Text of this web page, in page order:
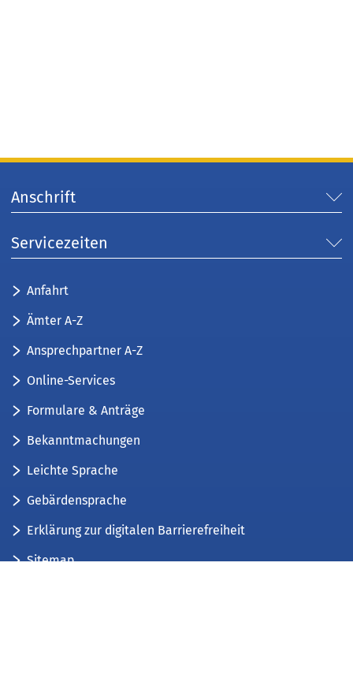
Anschrift
Servicezeiten
Anfahrt
Ämter A-Z
Ansprechpartner A-Z
Online-Services
Formulare & Anträge
Bekanntmachungen
Leichte Sprache
Gebärdensprache
Erklärung zur digitalen Barrierefreiheit
Sitemap